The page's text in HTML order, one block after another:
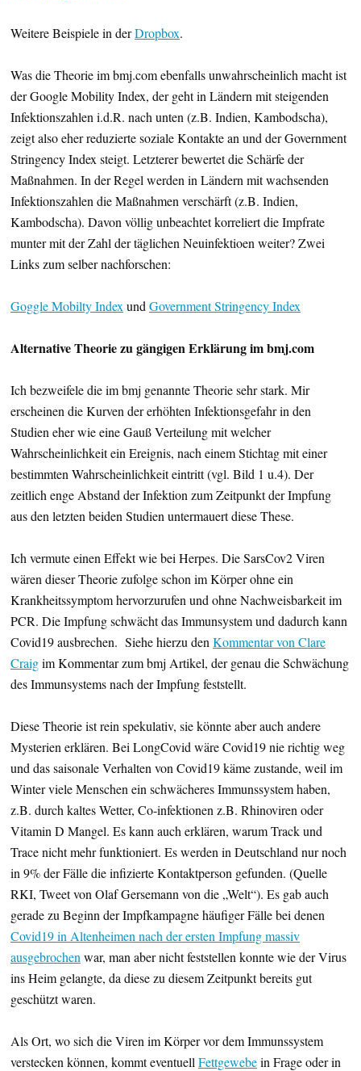
Weitere Beispiele in derDropbox.
Was die Theorie im bmj.com ebenfalls unwahrscheinlich macht ist
der Google Mobility Index, der geht in Ländern mit steigenden
Infektionszahlen i.d.R. nach unten (z.B. Indien, Kambodscha),
zeigt also eher reduzierte soziale Kontakte an und der Government
Stringency Index steigt. Letzterer bewertet die Schärfe der
Maßnahmen. In der Regel werden in Ländern mit wachsenden
Infektionszahlen die Maßnahmen verschärft (z.B. Indien,
Kambodscha). Davon völlig unbeachtet korreliert die Impfrate
munter mit der Zahl der täglichen Neuinfektioen weiter? Zwei
Links zum selber nachforschen:
Goggle Mobilty Index und Government Stringency Index
Alternative Theorie zu gängigen Erklärung im bmj.com
Ich bezweifele die im bmj genannte Theorie sehr stark. Mir
erscheinen die Kurven der erhöhten Infektionsgefahr in den
Studien eher wie eine Gauß Verteilung mit welcher
Wahrscheinlichkeit ein Ereignis, nach einem Stichtag mit einer
bestimmten Wahrscheinlichkeit eintritt (vgl. Bild 1 u.4). Der
zeitlich enge Abstand der Infektion zum Zeitpunkt der Impfung
aus den letzten beiden Studien untermauert diese These.
Ich vermute einen Effekt wie bei Herpes. Die SarsCov2 Viren
wären dieser Theorie zufolge schon im Körper ohne ein
Krankheitssymptom hervorzurufen und ohne Nachweisbarkeit im
PCR. Die Impfung schwächt das Immunsystem und dadurch kann
Covid19 ausbrechen. Siehe hierzu den Kommentar von Clare
Craigim Kommentar zum bmj Artikel, der genau die Schwächung
des Immunsystems nach der Impfung feststellt.
Diese Theorie ist rein spekulativ, sie könnte aber auch andere
Mysterien erklären. Bei LongCovid wäre Covid19 nie richtig weg
und das saisonale Verhalten von Covid19 käme zustande, weil im
Winter viele Menschen ein schwächeres Immunssystem haben,
z.B. durch kaltes Wetter, Co-infektionen z.B. Rhinoviren oder
Vitamin D Mangel. Es kann auch erklären, warum Track und
Trace nicht mehr funktioniert. Es werden in Deutschland nur noch
in 9% der Fälle die infizierte Kontaktperson gefunden. (Quelle
RKI, Tweet von Olaf Gersemann von die „Welt“). Es gab auch
gerade zu Beginn der Impfkampagne häufiger Fälle bei denen
Covid19 in Altenheimen nach der ersten Impfung massiv
ausgebrochen war, man aber nicht feststellen konnte wie der Virus
ins Heim gelangte, da diese zu diesem Zeitpunkt bereits gut
geschützt waren.
Als Ort, wo sich die Viren im Körper vor dem Immunssystem
verstecken können, kommt eventuell Fettgewebein Frage oder in